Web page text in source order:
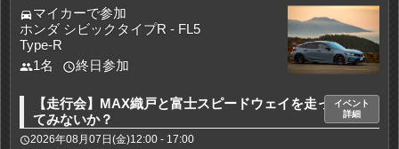
directions_carマイカーで参加
ホンダ シビックタイプR - FL5
Type-R
people1名 access_time終日参加
【走行会】MAX織戸と富士スピードウェイを走っ
てみないか？
イベント
詳細
access_time2026年08月07日(金)12:00 - 17:00